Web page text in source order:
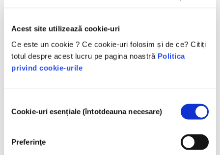
Acest site utilizează cookie-uri
Ce este un cookie ? Ce cookie-uri folosim și de ce? Citiți
totul despre acest lucru pe pagina noastră Politica
privind cookie-urile
consimțământului
Cookie-uri esențiale (întotdeauna necesare)
Preferinţe
reglementărilor. Vă rugăm să rețineți că în afara UE
acestea.
Înțelegerea produselor
cosmetice
Cum sunt păstrate cosmeticele în siguranță